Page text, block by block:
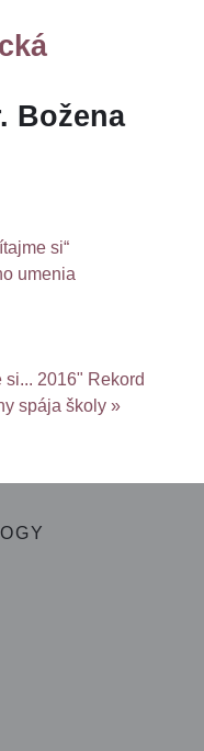
Božena
si“
umenia
si... 2016" Rekord
spája školy »